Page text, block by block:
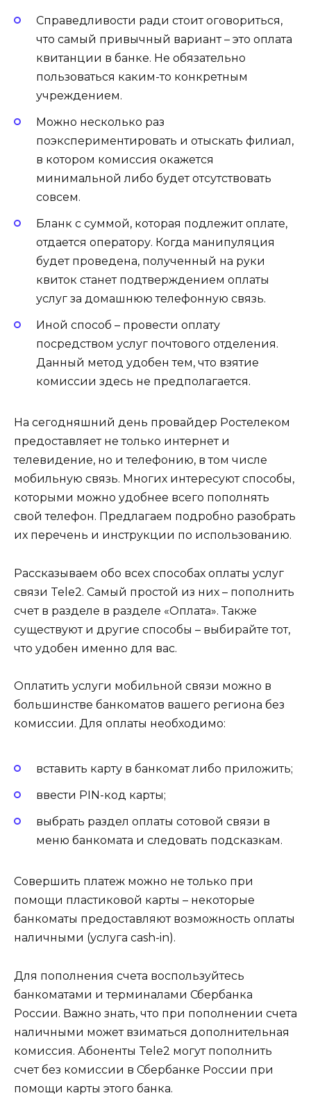
Справедливости ради стоит оговориться,
что самый привычный вариант – это оплата
квитанции в банке. Не обязательно
пользоваться каким-то конкретным
учреждением.
Можно несколько раз
поэкспериментировать и отыскать филиал,
в котором комиссия окажется
минимальной либо будет отсутствовать
совсем.
Бланк с суммой, которая подлежит оплате,
отдается оператору. Когда манипуляция
будет проведена, полученный на руки
квиток станет подтверждением оплаты
услуг за домашнюю телефонную связь.
Иной способ – провести оплату
посредством услуг почтового отделения.
Данный метод удобен тем, что взятие
комиссии здесь не предполагается.
На сегодняшний день провайдер Ростелеком
предоставляет не только интернет и
телевидение, но и телефонию, в том числе
мобильную связь. Многих интересуют способы,
которыми можно удобнее всего пополнять
свой телефон. Предлагаем подробно разобрать
их перечень и инструкции по использованию.
Рассказываем обо всех способах оплаты услуг
связи Tele2. Самый простой из них – пополнить
счет в разделе в разделе «Оплата». Также
существуют и другие способы – выбирайте тот,
что удобен именно для вас.
Оплатить услуги мобильной связи можно в
большинстве банкоматов вашего региона без
комиссии. Для оплаты необходимо:
вставить карту в банкомат либо приложить;
ввести PIN-код карты;
выбрать раздел оплаты сотовой связи в
меню банкомата и следовать подсказкам.
Совершить платеж можно не только при
помощи пластиковой карты – некоторые
банкоматы предоставляют возможность оплаты
наличными (услуга cash-in).
Для пополнения счета воспользуйтесь
банкоматами и терминалами Сбербанка
России. Важно знать, что при пополнении счета
наличными может взиматься дополнительная
комиссия. Абоненты Tele2 могут пополнить
счет без комиссии в Сбербанке России при
помощи карты этого банка.